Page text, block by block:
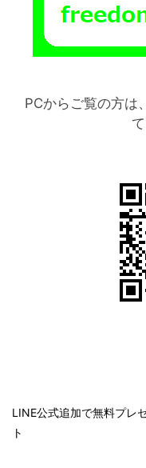
PCからご覧の方は
LINE公式追加で無料プレ
ト